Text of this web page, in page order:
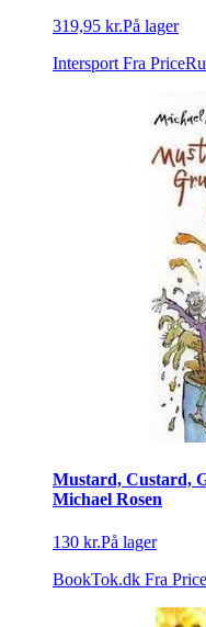
319,95 kr.På lager
Intersport Fra
Mustard, Custard,
Michael Rosen
130 kr.På lager
BookTok.dk Fra